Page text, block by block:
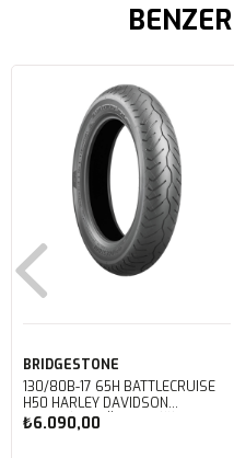
BRIDGESTONE
130/80B-17 65H BATTLECRUISE
H50 HARLEY DAVIDSON
MOTOSIKLET ÖN LASTIĞI (2023)
₺6.090,00